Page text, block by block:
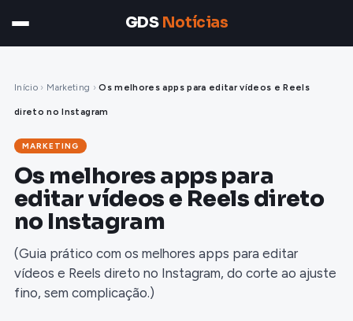
GDS Notícias
Início › Marketing › Os melhores apps para editar vídeos e Reels
direto no Instagram
MARKETING
Os melhores apps para
editar vídeos e Reels direto
no Instagram
(Guia prático com os melhores apps para editar
vídeos e Reels direto no Instagram, do corte ao ajuste
fino, sem complicação.)